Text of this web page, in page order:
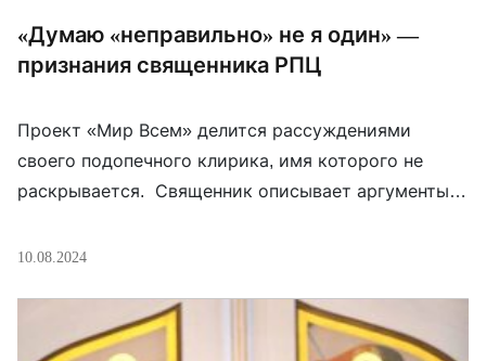
«Думаю «неправильно» не я один» —
признания священника РПЦ
Проект «Мир Всем» делится рассуждениями
своего подопечного клирика, имя которого не
раскрывается. Священник описывает аргументы
компромисс с властью — церковной и
знаю, что думаю «неправильно» не я один. Среди
священников многие сейчас мучаются совестью,
10.08.2024